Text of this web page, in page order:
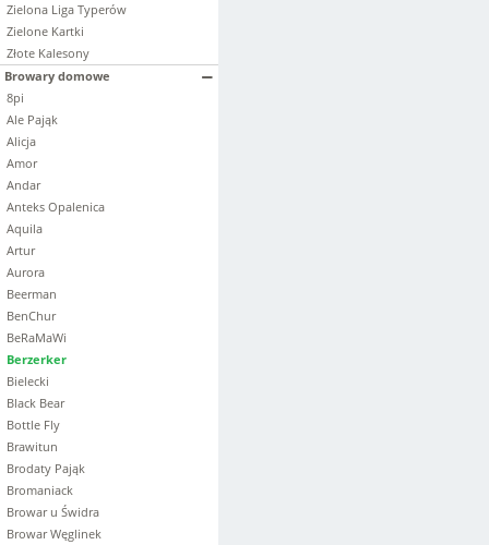
Zielona Liga Typerów
Zielone Kartki
Złote Kalesony
Browary domowe
8pi
Ale Pająk
Alicja
Amor
Andar
Anteks Opalenica
Aquila
Artur
Aurora
Beerman
BenChur
BeRaMaWi
Berzerker
Bielecki
Black Bear
Bottle Fly
Brawitun
Brodaty Pająk
Bromaniack
Browar u Świdra
Browar Węglinek